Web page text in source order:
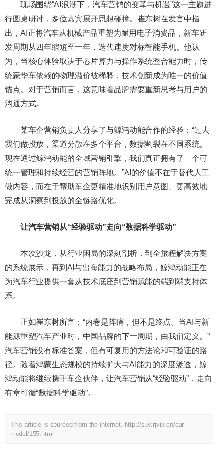
现场围绕“AI浪潮下，汽车营销的变革与机遇”这一主题进
行圆桌研讨，多位嘉宾展开思想碰撞。崔东树在发言中指
出，AI正将汽车从机械产品重塑为耐用电子消费品，新车研
发周期从四年缩短至一年，迭代速度对标智能手机。他认
为，当核心体验取决于芯片算力与操作系统整合能力时，传
统豪华车依赖的物理溢价被稀释，技术创新成为唯一的价值
锚点。对于营销而言，这意味着品牌需要重新思考与用户的
沟通方式。
某车企营销负责人分享了与鲸鸿动能合作的经验：“过去
我们做投放，渠道分散在多个平台，数据割裂在不同系统。
现在通过鲸鸿动能的全域营销引擎，我们真正拥有了一个可
统一管理和持续经营的营销阵地。”AI的价值不在于替代人工
做内容，而在于帮助车企更精准地识别用户意图、更高效地
完成从洞察到投放的全链路优化。
让汽车营销从“经验驱动”走向“数据科学驱动”
本次沙龙，从行业困局的深刻剖析，到全旅程解决方案
的系统展示，再到AI与出海能力的战略布局，鲸鸿动能正在
为汽车行业提供一套从技术底座到营销赋能的端到端支持体
系。
正如崔东树所言：“内卷是阵痛，但不是终点。当AI与新
能源重塑汽车产业时，中国品牌的下一周期，由我们定义。”
汽车营销没有标准答案，但有可复用的方法论和可验证的路
径。随着鸿蒙生态规模的持续扩大与AI能力的深度渗透，鲸
鸿动能将继续携手车企伙伴，让汽车营销从“经验驱动”，走向
有章可循“数据科学驱动”。
This article is sourced from the internet. http://suv.rjvip.cn/car-
model/155.html